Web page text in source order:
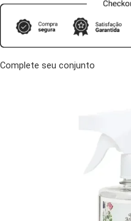
Complete seu conjunto